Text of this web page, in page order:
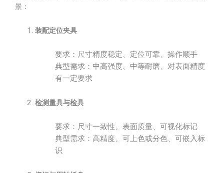
景：
装配定位夹具
要求：尺寸精度稳定、定位可靠、操作顺手
典型需求：中高强度、中等耐磨、对表面精度
有一定要求
检测量具与检具
要求：尺寸一致性、表面质量、可视化标记
典型需求：高精度、可上色或分色、可嵌入标
识